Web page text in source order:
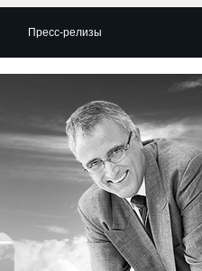
Пресс-релизы